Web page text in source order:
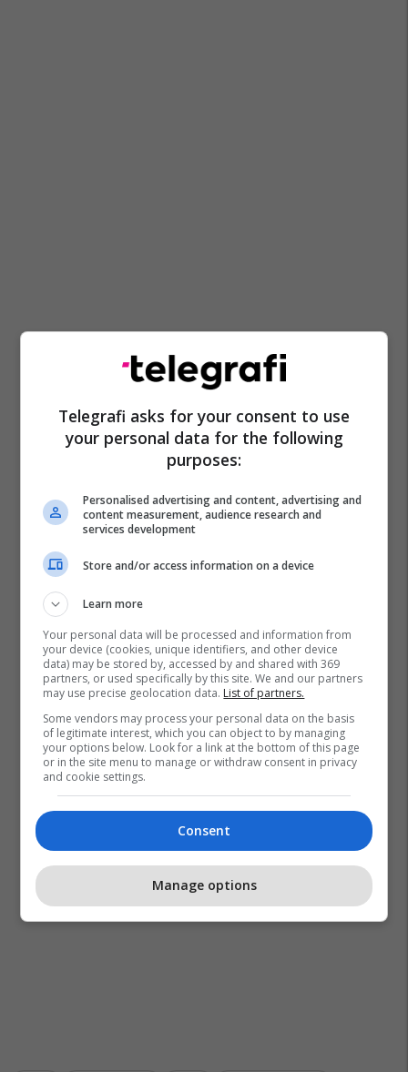
Telegrafi asks for your consent to use
your personal data for the following
purposes:
Personalised advertising and content, advertising and
content measurement, audience research and
services development
Store and/or access information on a device
Learn more
Your personal data will be processed and information from
your device (cookies, unique identifiers, and other device
data) may be stored by, accessed by and shared with 369
partners, or used specifically by this site. We and our partners
may use precise geolocation data. List of partners.
Some vendors may process your personal data on the basis
of legitimate interest, which you can object to by managing
your options below. Look for a link at the bottom of this page
or in the site menu to manage or withdraw consent in privacy
and cookie settings.
Consent
Manage options